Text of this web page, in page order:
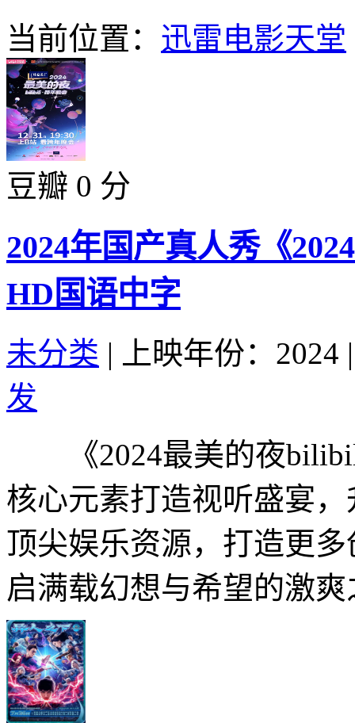
当前位置： 迅雷电影天堂
豆瓣 0 分
2024年国产真人秀《
HD国语中字
未分类 | 上映年份：2024 |
发
《2024最美的夜
核心元素打造视听盛宴
顶尖娱乐资源，打造更
启满载幻想与希望的激